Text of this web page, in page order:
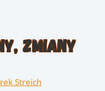
zmiany
Streich